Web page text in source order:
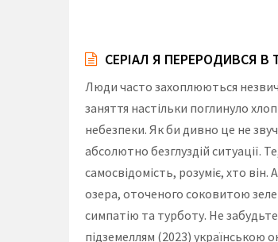
СЕРІАЛ Я ПЕРЕРОДИВСЯ В
Люди часто захоплюються
заняття настільки поглинуло
небезпеки. Як би дивно це не
абсолютно безглуздій ситуації.
самосвідомість, розуміє, хто
озера, оточеного соковитою
симпатію та турботу. Не
підземеллям (2023) українською